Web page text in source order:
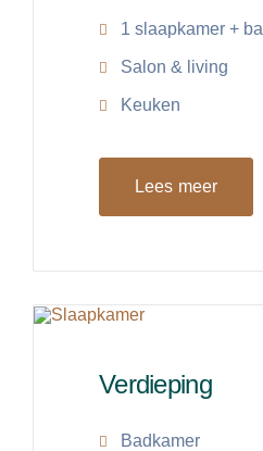
1 slaapkamer +
Salon & living
Keuken
Lees meer
Verdieping
Badkamer